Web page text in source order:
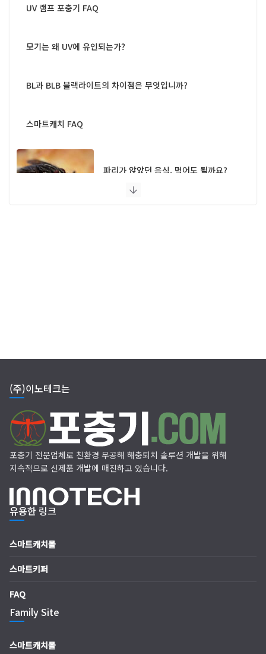
UV 램프 포충기 FAQ
모기는 왜 UV에 유인되는가?
BL과 BLB 블랙라이트의 차이점은 무엇입니까?
스마트캐치 FAQ
파리가 앉았던 음식, 먹어도 될까요?
(주)이노테크는
포충기 전문업체로 친환경 무공해 해충퇴치 솔루션 개발을 위해
지속적으로 신제품 개발에 매진하고 있습니다.
유용한 링크
스마트캐치몰
스마트키퍼
FAQ
Family Site
스마트캐치몰